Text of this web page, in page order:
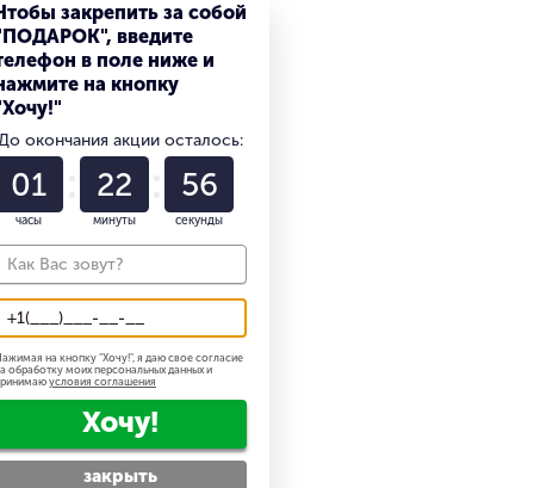
закрепить за собой
введите
в поле ниже и
на кнопку
окончания акции осталось:
01
часы
22
минуты
55
секунды
на кнопку "Хочу!", я даю свое согласие
обработку моих персональных данных и
условия соглашения
Хочу!
закрыть